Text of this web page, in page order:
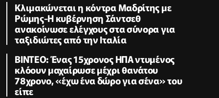
Κλιμακώνεται η κόντρα Μαδρίτης με
Ρώμης-Η κυβέρνηση Σάντσεθ
ανακοίνωσε ελέγχους στα σύνορα για
ταξιδιώτες από την Ιταλία
ΒΙΝΤΕΟ: Ένας 15χρονος ΗΠΑ ντυμένος
κλόουν μαχαίρωσε μέχρι θανάτου
78χρονο, «έχω ένα δώρο για σένα» του
είπε